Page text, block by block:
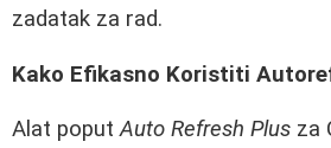
zadatak za rad.
Kako Efikasno Koristiti
Alat poputAuto Refresh Plus za